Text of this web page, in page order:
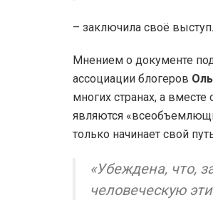
– заключила своё
Мнением о документе
ассоциации блогеров
многих странах, а
являются
только начинает свой
«Убеждена, что,
человеческую